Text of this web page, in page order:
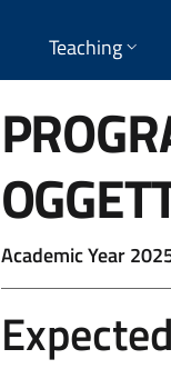
Teaching
Academic Year